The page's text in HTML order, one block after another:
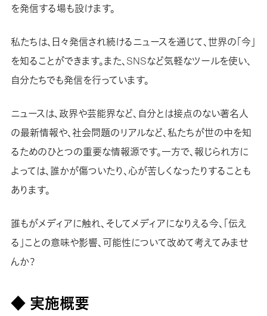
を発信する場も設けます。
私たちは、日々発信され続けるニュースを通じて、世界の「今」
を知ることができます。また、SNSなど気軽なツールを使い、
自分たちでも発信を行っています。
ニュースは、政界や芸能界など、自分とは接点のない著名人
の最新情報や、社会問題のリアルなど、私たちが世の中を知
るためのひとつの重要な情報源です。一方で、報じられ方に
よっては、誰かが傷ついたり、心が苦しくなったりすることも
あります。
誰もがメディアに触れ、そしてメディアになりえる今、「伝え
る」ことの意味や影響、可能性について改めて考えてみませ
んか？
◆ 実施概要